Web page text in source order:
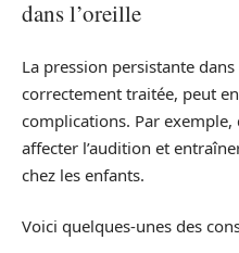
dans l’oreille
La pression persistante
correctement traitée, peut
complications. Par
affecter l’audition et
chez les enfants.
Voici quelques-unes des